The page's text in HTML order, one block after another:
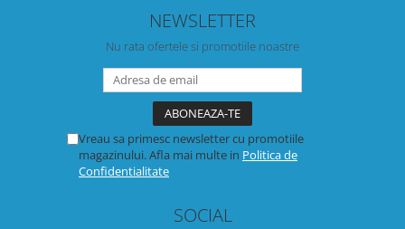
NEWSLETTER
Nu rata ofertele si promotiile noastre
Vreau sa primesc newsletter cu promotiile
magazinului. Afla mai multe in Politica de
Confidentialitate
SOCIAL